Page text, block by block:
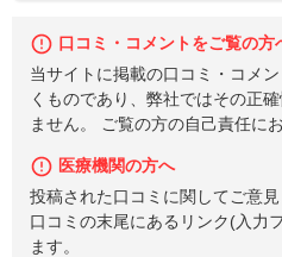
口コミ・コメントをご覧の方
当サイトに掲載の口コミ・コメ
くものであり、弊社ではその正
ません。 ご覧の方の自己責任に
医療機関の方へ
投稿された口コミに関してご意
口コミの末尾にあるリンク(入力
ます。